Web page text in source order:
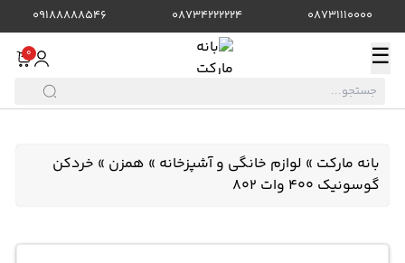
08731110000
08734222224
09188888546
☰
0
بانه مارکت » لوازم خانگی و آشپزخانه » همزن » خردکن
گوسونیک 400 وات 802